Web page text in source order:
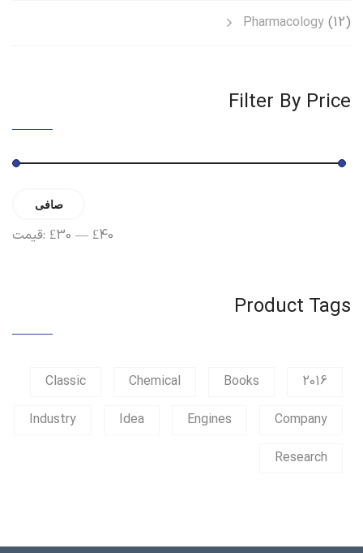
Pharmacology (12)
Filter By Price
حداقل
قیمت
حداکثر
قیمت
صافی
قیمت: £30 — £40
Product Tags
2016
Books
Chemical
Classic
Company
Engines
Idea
Industry
Research